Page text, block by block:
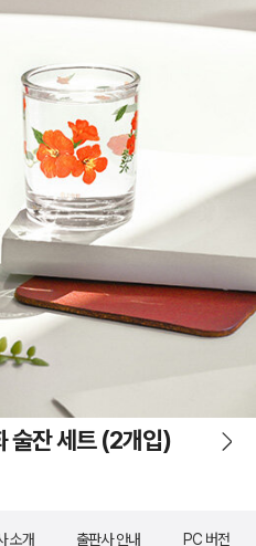
술잔 세트 (2개입)
소개 출판사 안내 PC 버전